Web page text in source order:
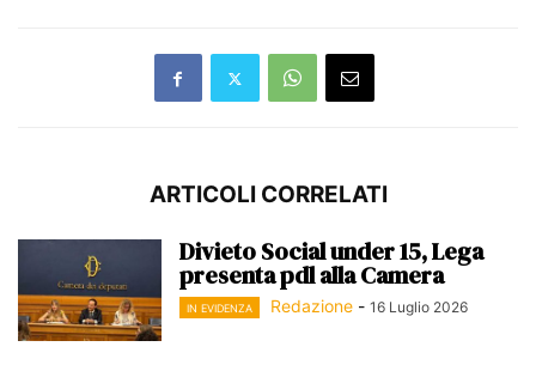
ARTICOLI CORRELATI
Divieto Social under 15, Lega
presenta pdl alla Camera
IN EVIDENZA Redazione - 16 Luglio 2026